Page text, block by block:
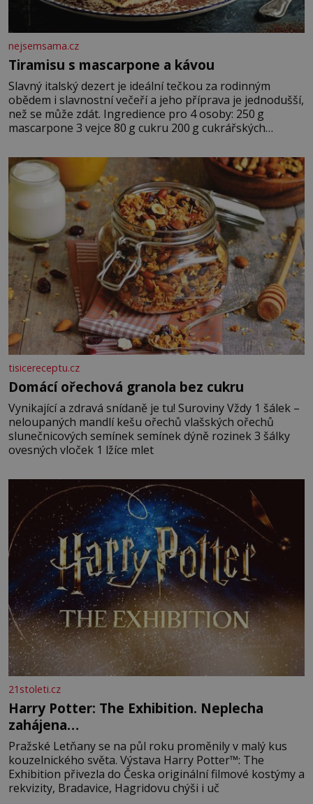
nejsemsama.cz
Tiramisu s mascarpone a kávou
Slavný italský dezert je ideální tečkou za rodinným
obědem i slavnostní večeří a jeho příprava je jednodušší,
než se může zdát. Ingredience pro 4 osoby: 250 g
mascarpone 3 vejce 80 g cukru 200 g cukrářských
posypání Postup: Oddělte žloutky od bílků. Žloutky
vyšlehejte s cukrem do světlé pěny a postupně do nich
vmíchejte mascarpone, aby vznikl hladký
tisicereceptu.cz
Domácí ořechová granola bez cukru
Vynikající a zdravá snídaně je tu! Suroviny Vždy 1 šálek –
neloupaných mandlí kešu ořechů vlašských ořechů
slunečnicových semínek semínek dýně rozinek 3 šálky
ovesných vloček 1 lžíce mlet
21stoleti.cz
Harry Potter: The Exhibition. Neplecha
zahájena…
Pražské Letňany se na půl roku proměnily v malý kus
kouzelnického světa. Výstava Harry Potter™: The
Exhibition přivezla do Česka originální filmové kostýmy a
rekvizity, Bradavice, Hagridovu chýši i uč